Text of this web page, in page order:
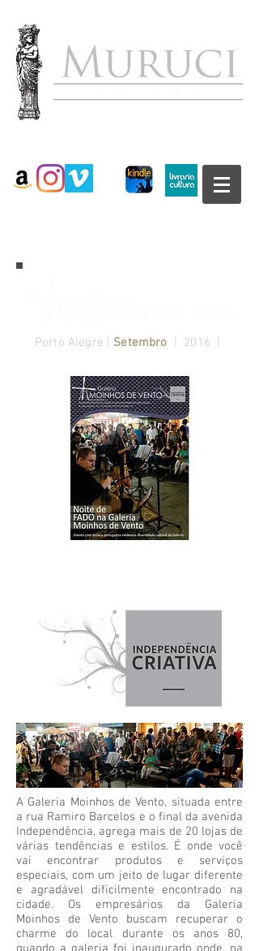
Porto Alegre | Setembro | 2016 |
A Galeria Moinhos de Vento, situada entre
a rua Ramiro Barcelos e o final da avenida
Independência, agrega mais de 20 lojas de
várias tendências e estilos. É onde você
vai encontrar produtos e serviços
especiais, com um jeito de lugar diferente
e agradável dificilmente encontrado na
cidade. Os empresários da Galeria
Moinhos de Vento buscam recuperar o
charme do local durante os anos 80,